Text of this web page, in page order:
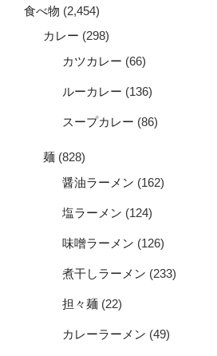
食べ物 (2,454)
カレー (298)
カツカレー (66)
ルーカレー (136)
スープカレー (86)
麺 (828)
醤油ラーメン (162)
塩ラーメン (124)
味噌ラーメン (126)
煮干しラーメン (233)
担々麺 (22)
カレーラーメン (49)